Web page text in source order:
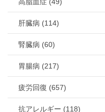
肝臓病 (114)
腎臓病 (60)
胃腸病 (217)
疲労回復 (657)
抗アレルギー (118)